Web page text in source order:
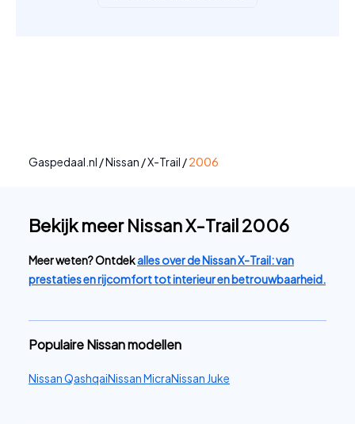
Gaspedaal.nl /Nissan /X-Trail /2006
Bekijk meer Nissan X-Trail 2006
Meer weten? Ontdekalles over de Nissan X-Trail: van
prestaties en rijcomfort tot interieur en betrouwbaarheid.
Populaire Nissan modellen
Nissan QashqaiNissan MicraNissan Juke